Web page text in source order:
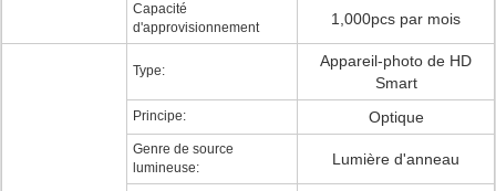
Capacité
d'approvisionnement
1,000pcs par mois
Type:
Appareil-photo de HD
Smart
Principe: Optique
Genre de source
lumineuse:
Lumière d'anneau